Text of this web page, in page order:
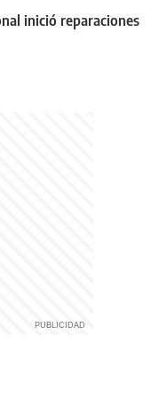
inició reparaciones